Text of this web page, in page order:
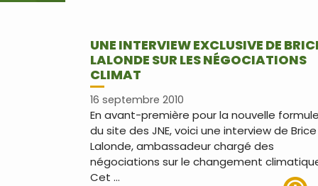
UNE INTERVIEW EXCLUSIVE DE
LALONDE SUR LES NÉGOCIATIONS
CLIMAT
16 septembre 2010
En avant-première pour la nouvelle formule
du site des JNE, voici une interview de Brice
Lalonde, ambassadeur chargé des
négociations sur le changement
Cet …